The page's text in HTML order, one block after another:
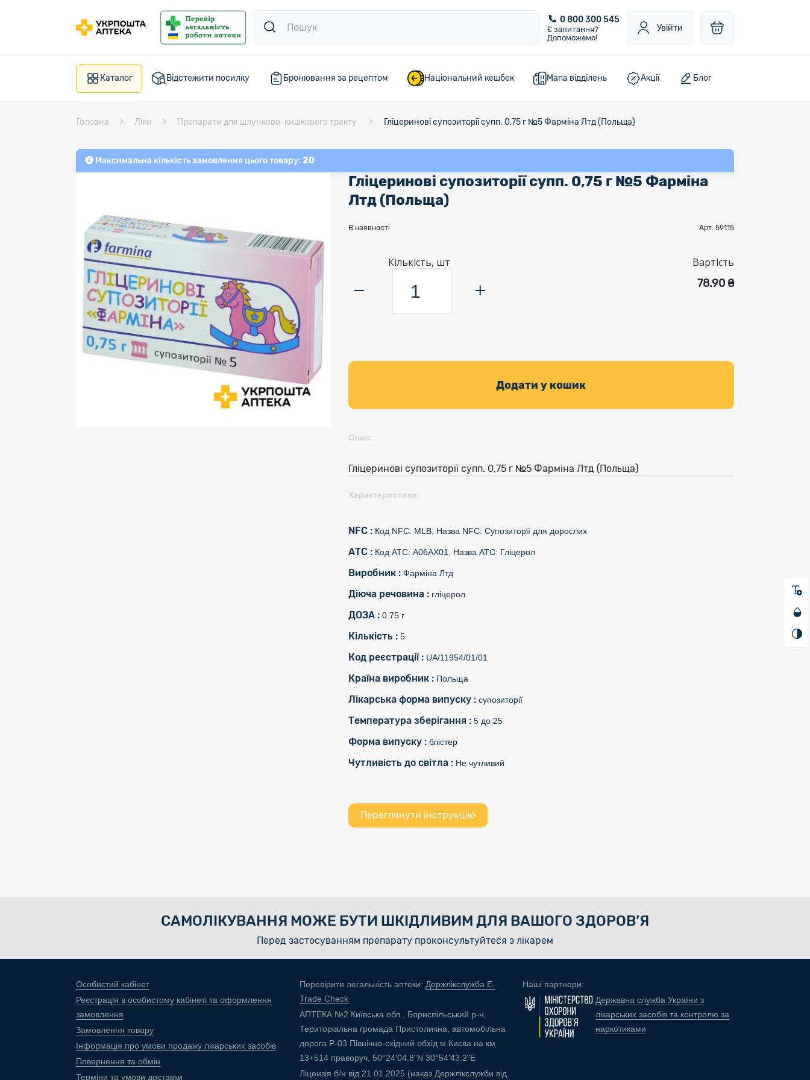
0 800 300 545
Є запитання?
Допоможемо!
Увійти
Каталог Відстежити посилку Бронювання за рецептом Національний кешбек Мапа відділень Акції Блог
Головна Ліки Препарати для шлунково-кишкового тракту Гліцеринові супозиторії супп. 0,75 г №5 Фарміна Лтд (Польща)
Максимальна кількість замовлення цього товару: 20
Гліцеринові супозиторії супп. 0,75 г №5 Фарміна
Лтд (Польща)
В наявності Арт. 59115
Кількість, шт
Вартість
78.90 ₴
Додати у кошик
Опис:
Гліцеринові супозиторії супп. 0,75 г №5 Фарміна Лтд (Польща)
Характеристики:
NFC : Код NFC: MLB, Назва NFC: Супозиторії для дорослих
АТС : Код АТС: A06AX01, Назва АТС: Гліцерол
Виробник : Фарміна Лтд
Діюча речовина : гліцерол
ДОЗА : 0.75 г
Кількість : 5
Код реєстрації : UA/11954/01/01
Країна виробник : Польща
Лікарська форма випуску : супозиторії
Температура зберігання : 5 до 25
Форма випуску : блістер
Чутливість до світла : Не чутливий
Переглянути інструкцію
САМОЛІКУВАННЯ МОЖЕ БУТИ ШКІДЛИВИМ ДЛЯ ВАШОГО ЗДОРОВ’Я
Перед застосуванням препарату проконсультуйтеся з лікарем
Особистий кабінет
Реєстрація в особистому кабінеті та оформлення
замовлення
Замовлення товару
Інформація про умови продажу лікарських засобів
Повернення та обмін
Терміни та умови доставки
Перевірити легальність аптеки: Держлікслужба E-
Trade Check
АПТЕКА №2 Київська обл., Бориспільський р-н,
Територіальна громада Пристолична, автомобільна
дорога Р-03 Північно-східний обхід м.Києва на км
13+514 праворуч, 50°24'04.8"N 30°54'43.2"E
Ліцензія б/н від 21.01.2025 (наказ Держлікслужби від
Наші партнери:
Державна служба України з
лікарських засобів та контролю за
наркотиками